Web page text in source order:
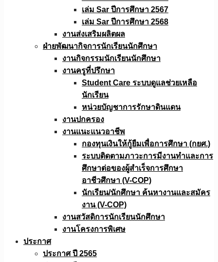
เล่ม Sar ปีการศึกษา 2567
เล่ม Sar ปีการศึกษา 2568
งานส่งเสริมผลิตผล
ฝ่ายพัฒนากิจการนักเรียนนักศึกษา
งานกิจกรรมนักเรียนนักศึกษา
งานครูที่ปรึกษา
Student Care ระบบดูแลช่วยเหลือ
นักเรียน
หน่วยบัญชาการรักษาดินแดน
งานปกครอง
งานแนะแนวอาชีพ
กองทุนเงินให้กู้ยืมเพื่อการศึกษา (กยศ.)
ระบบติดตามภาวะการมีงานทำและการ
ศึกษาต่อของผู้สำเร็จการศึกษา
อาชีวศึกษา (V-COP)
นักเรียน/นักศึกษา ค้นหางานและสมัคร
งาน (V-COP)
งานสวัสดิการนักเรียนนักศึกษา
งานโครงการพิเศษ
ประกาศ
ประกาศ ปี 2565